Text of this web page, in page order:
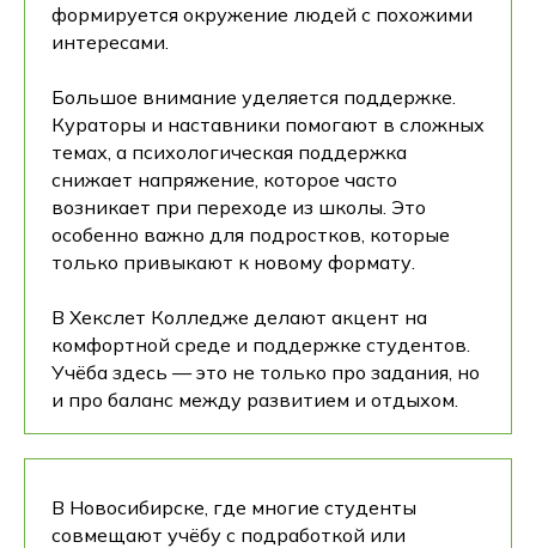
формируется окружение людей с похожими
интересами.
Большое внимание уделяется поддержке.
Кураторы и наставники помогают в сложных
темах, а психологическая поддержка
снижает напряжение, которое часто
возникает при переходе из школы. Это
особенно важно для подростков, которые
только привыкают к новому формату.
В Хекслет Колледже делают акцент на
комфортной среде и поддержке студентов.
Учёба здесь — это не только про задания, но
и про баланс между развитием и отдыхом.
В Новосибирске, где многие студенты
совмещают учёбу с подработкой или